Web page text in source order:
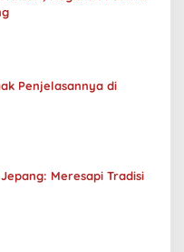
Penjelasannya di
Meresapi Tradisi